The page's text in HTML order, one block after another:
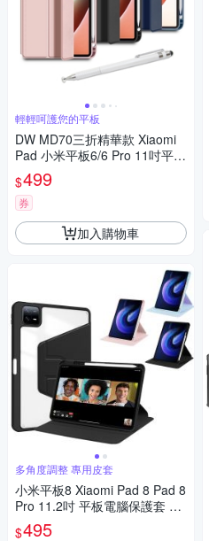
輕輕呵護您的平板
DW MD70三折精華款 Xiaomi
Pad 小米平板6/6 Pro 11吋平板
保護皮套(附精緻觸控筆)
$499
券
加入購物車
多角度調整 專用皮套
小米平板8 Xiaomi Pad 8 Pad 8
Pro 11.2吋 平板電腦保護套 多
角度調整 360度旋轉 筆槽設計
$495